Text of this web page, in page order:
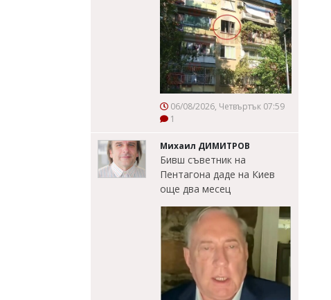
06/08/2026, Четвъртък 07:59
1
Михаил ДИМИТРОВ
Бивш съветник на
Пентагона даде на Киев
още два месец